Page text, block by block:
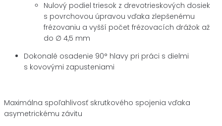
Nulový podiel triesok z drevotrieskových dosiek
s povrchovou úpravou vďaka zlepšenému
frézovaniu a vyšší počet frézovacích drážok až
do ∅ 4,5 mm
Dokonalé osadenie 90° hlavy pri práci s dielmi
s kovovými zapusteniami
Maximálna spoľahlivosť skrutkového spojenia vďaka
asymetrickému závitu